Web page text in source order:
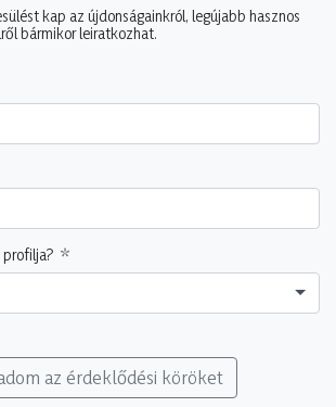
kap az újdonságainkról, legújabb hasznos
bármikor leiratkozhat.
az érdeklődési köröket